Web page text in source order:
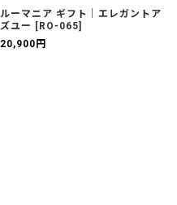
ルーマニア ギフト｜エレガントア
ズユー
[ RO-065]
20,900 円